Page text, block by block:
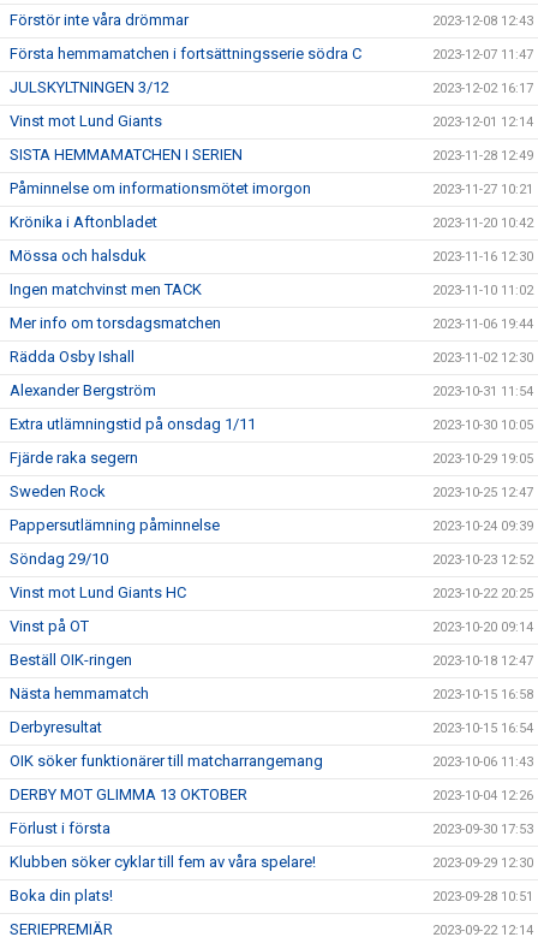
Förstör inte våra drömmar 2023-12-08 12:43
Första hemmamatchen i fortsättningsserie södra C 2023-12-07 11:47
JULSKYLTNINGEN 3/12 2023-12-02 16:17
Vinst mot Lund Giants 2023-12-01 12:14
SISTA HEMMAMATCHEN I SERIEN 2023-11-28 12:49
Påminnelse om informationsmötet imorgon 2023-11-27 10:21
Krönika i Aftonbladet 2023-11-20 10:42
Mössa och halsduk 2023-11-16 12:30
Ingen matchvinst men TACK 2023-11-10 11:02
Mer info om torsdagsmatchen 2023-11-06 19:44
Rädda Osby Ishall 2023-11-02 12:30
Alexander Bergström 2023-10-31 11:54
Extra utlämningstid på onsdag 1/11 2023-10-30 10:05
Fjärde raka segern 2023-10-29 19:05
Sweden Rock 2023-10-25 12:47
Pappersutlämning påminnelse 2023-10-24 09:39
Söndag 29/10 2023-10-23 12:52
Vinst mot Lund Giants HC 2023-10-22 20:25
Vinst på OT 2023-10-20 09:14
Beställ OIK-ringen 2023-10-18 12:47
Nästa hemmamatch 2023-10-15 16:58
Derbyresultat 2023-10-15 16:54
OIK söker funktionärer till matcharrangemang 2023-10-06 11:43
DERBY MOT GLIMMA 13 OKTOBER 2023-10-04 12:26
Förlust i första 2023-09-30 17:53
Klubben söker cyklar till fem av våra spelare! 2023-09-29 12:30
Boka din plats! 2023-09-28 10:51
SERIEPREMIÄR 2023-09-22 12:14